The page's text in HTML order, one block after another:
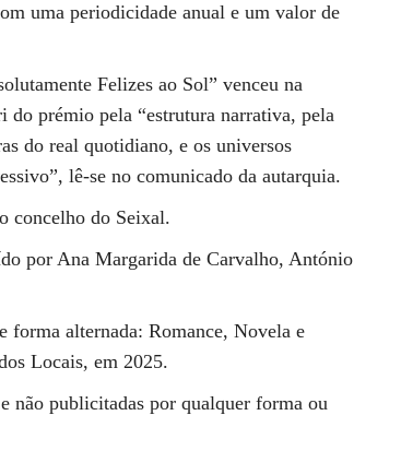
uma periodicidade anual e um valor de
Felizes ao Sol” venceu na
do prémio pela “estrutura narrativa, pela
do real quotidiano, e os universos
lê-se no comunicado da autarquia.
concelho do Seixal.
por Ana Margarida de Carvalho, António
forma alternada: Romance, Novela e
Locais, em 2025.
não publicitadas por qualquer forma ou